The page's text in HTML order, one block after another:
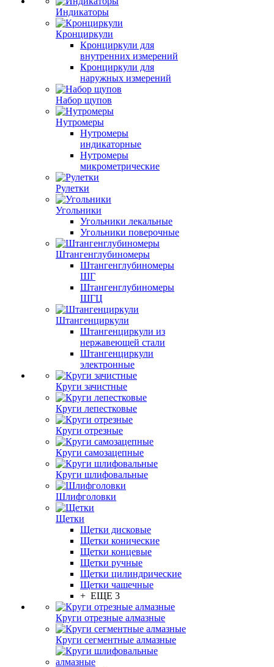
Индикаторы
Кронциркули
Кронциркули для
внутренних измерений
Кронциркули для
наружных измерений
Набор щупов
Нутромеры
Нутромеры
индикаторные
Нутромеры
микрометрические
Рулетки
Угольники
Угольники лекальные
Угольники поверочные
Штангенглубиномеры
Штангенглубиномеры
ШГ
Штангенглубиномеры
ШГЦ
Штангенциркули
Штангенциркули из
нержавеющей стали
Штангенциркули
электронные
Круги зачистные
Круги лепестковые
Круги отрезные
Круги самозацепные
Круги шлифовальные
Шлифголовки
Щетки
Щетки дисковые
Щетки конические
Щетки концевые
Щетки ручные
Щетки цилиндрические
Щетки чашечные
+ ЕЩЕ 3
Круги отрезные алмазные
Круги сегментные алмазные